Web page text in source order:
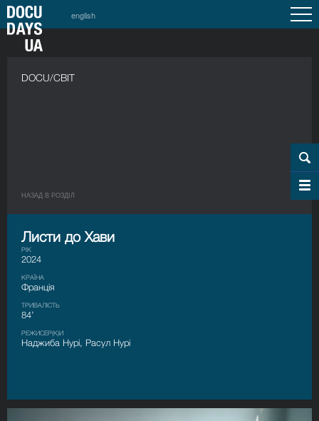
english
DOCU/СВІТ
НАЗАД В РОЗДIЛ
Листи до Хави
РІК
2024
КРАЇНА
Франція
ТРИВАЛІСТЬ
84’
РЕЖИСЕР(К)И
Наджиба Нурі, Расул Нурі